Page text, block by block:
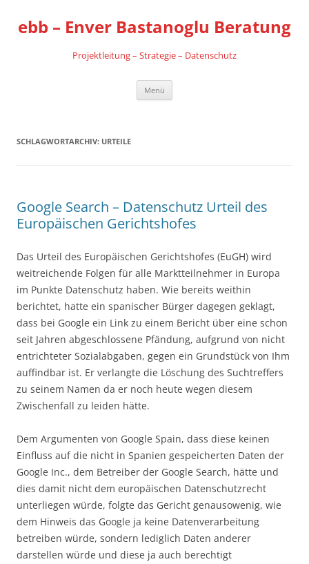
springen
ebb – Enver Bastanoglu Beratung
Projektleitung – Strategie – Datenschutz
Menü
SCHLAGWORTARCHIV: URTEILE
Google Search – Datenschutz Urteil des
Europäischen Gerichtshofes
Das Urteil des Europäischen Gerichtshofes (EuGH) wird
weitreichende Folgen für alle Marktteilnehmer in Europa
im Punkte Datenschutz haben. Wie bereits weithin
berichtet, hatte ein spanischer Bürger dagegen geklagt,
dass bei Google ein Link zu einem Bericht über eine schon
seit Jahren abgeschlossene Pfändung, aufgrund von nicht
entrichteter Sozialabgaben, gegen ein Grundstück von Ihm
auffindbar ist. Er verlangte die Löschung des Suchtreffers
zu seinem Namen da er noch heute wegen diesem
Zwischenfall zu leiden hätte.
Dem Argumenten von Google Spain, dass diese keinen
Einfluss auf die nicht in Spanien gespeicherten Daten der
Google Inc., dem Betreiber der Google Search, hätte und
dies damit nicht dem europäischen Datenschutzrecht
unterliegen würde, folgte das Gericht genausowenig, wie
dem Hinweis das Google ja keine Datenverarbeitung
betreiben würde, sondern lediglich Daten anderer
darstellen würde und diese ja auch berechtigt